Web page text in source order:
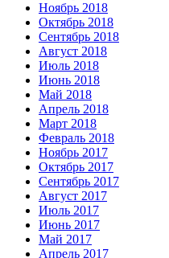
Ноябрь 2018
Октябрь 2018
Сентябрь 2018
Август 2018
Июль 2018
Июнь 2018
Май 2018
Апрель 2018
Март 2018
Февраль 2018
Ноябрь 2017
Октябрь 2017
Сентябрь 2017
Август 2017
Июль 2017
Июнь 2017
Май 2017
Апрель 2017